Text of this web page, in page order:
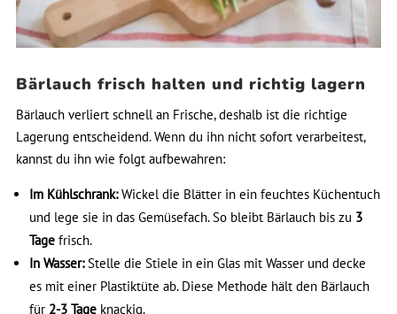
Bärlauch frisch halten und richtig lagern
Bärlauch verliert schnell an Frische, deshalb ist die richtige
Lagerung entscheidend. Wenn du ihn nicht sofort verarbeitest,
kannst du ihn wie folgt aufbewahren:
Im Kühlschrank:Wickel die Blätter in ein feuchtes Küchentuch
und lege sie in das Gemüsefach. So bleibt Bärlauch bis zu 3
Tagefrisch.
In Wasser:Stelle die Stiele in ein Glas mit Wasser und decke
es mit einer Plastiktüte ab. Diese Methode hält den Bärlauch
für 2-3 Tageknackig.